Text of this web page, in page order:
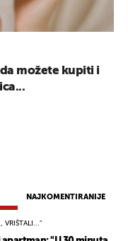
NAJKOMENTIRANIJE
VRIŠTALI..."
možete kupiti i